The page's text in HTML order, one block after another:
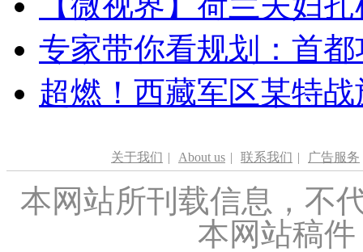
专家带你看规划：首
超燃！西藏军区某特
关于我们 | About us | 联系我们 | 广告服务
本网站所刊载信息，不
本网站稿